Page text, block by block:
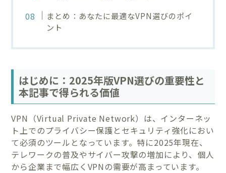
まとめ：あなたに最適なVPN選びのポイ
ント
はじめに：2025年版VPN選びの重要性と
本記事で得られる価値
VPN（Virtual Private Network）は、インターネッ
ト上でのプライバシー保護とセキュリティ強化におい
て必須のツールとなっています。特に2025年現在、
テレワークの普及やサイバー攻撃の増加により、個人
から企業まで幅広くVPNの需要が高まっています。